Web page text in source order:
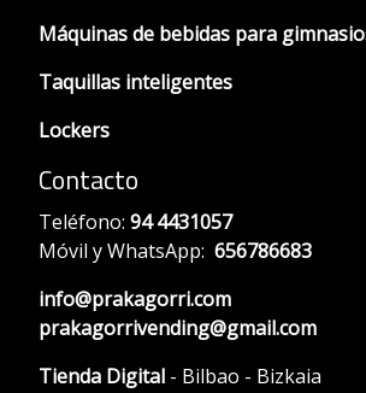
Máquinas de bebidas para
Taquillas inteligentes
Lockers
Contacto
Teléfono: 94 4431057
Móvil y WhatsApp: 656786683
info@prakagorri.com
prakagorrivending@gmail.com
Tienda Digital - Bilbao - Bizkaia